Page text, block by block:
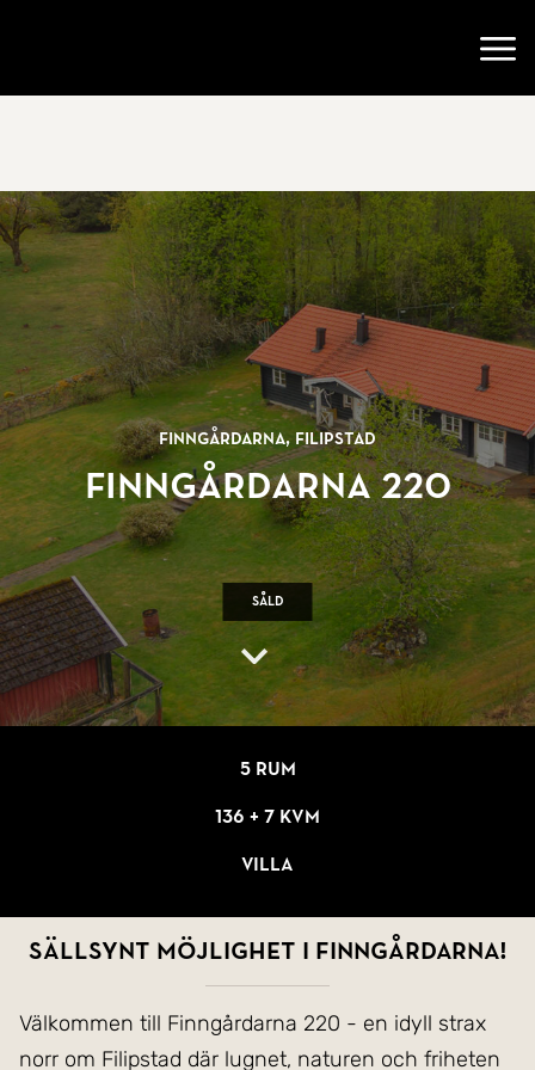
Finngårdarna, Filipstad
Finngårdarna 220
Såld
5 rum
136 + 7 kvm
Villa
SÄLLSYNT MÖJLIGHET I FINNGÅRDARNA!
Välkommen till Finngårdarna 220 - en idyll strax
norr om Filipstad där lugnet, naturen och friheten